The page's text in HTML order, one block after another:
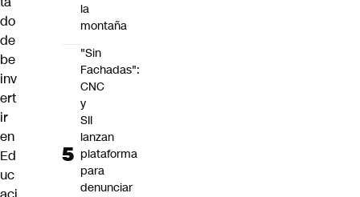
do
de
be
inv
ert
ir
en
Ed
uc
la
montaña
"Sin
Fachadas":
CNC
y
SII
lanzan
plataforma
para
denunciar